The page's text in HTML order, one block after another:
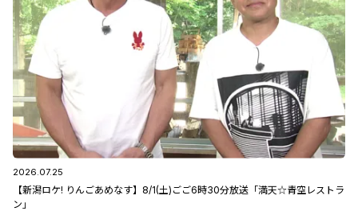
2026.07.25
【新潟ロケ! りんごあめなす】8/1(土)ごご6時30分放送「満天☆青空レストラ
ン」